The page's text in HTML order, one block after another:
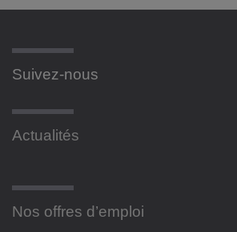
Suivez-nous
Actualités
Nos offres d’emploi